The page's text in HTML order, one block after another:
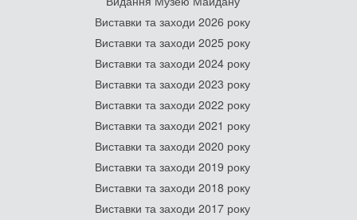
Виставки та заходи 2026 року
Виставки та заходи 2025 року
Виставки та заходи 2024 року
Виставки та заходи 2023 року
Виставки та заходи 2022 року
Виставки та заходи 2021 року
Виставки та заходи 2020 року
Виставки та заходи 2019 року
Виставки та заходи 2018 року
Виставки та заходи 2017 року